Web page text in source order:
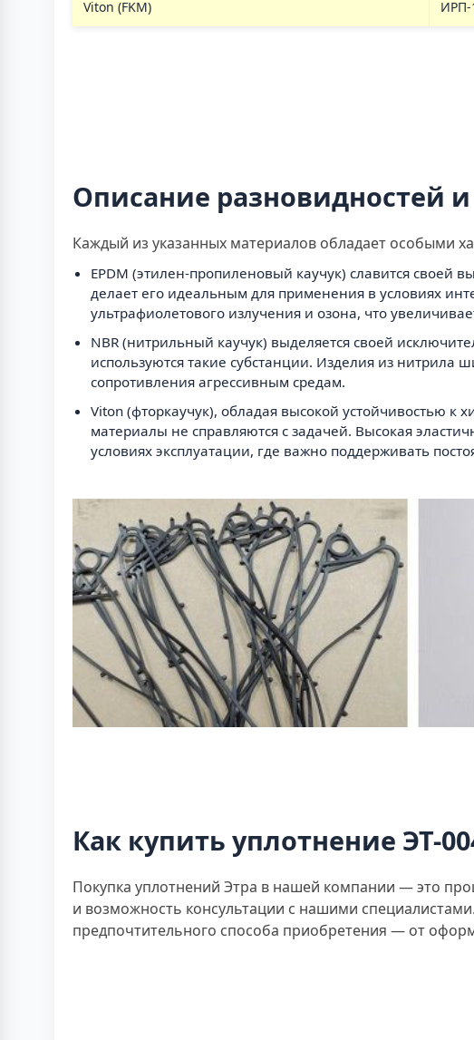
Viton (FKM) ИРП-
Описание разновидностей
Каждый из указанных материалов обладает особыми
EPDM (этилен-пропиленовый каучук) славится
делает его идеальным для применения в условиях
ультрафиолетового излучения и озона, что
NBR (нитрильный каучук) выделяется своей
используются такие субстанции. Изделия из
сопротивления агрессивным средам.
Viton (фторкаучук), обладая высокой устойчивостью к
материалы не справляются с задачей. Высокая
условиях эксплуатации, где важно поддерживать
Как купить уплотнение ЭТ-
Покупка уплотнений Этра в нашей компании — это
и возможность консультации с нашими
предпочтительного способа приобретения — от